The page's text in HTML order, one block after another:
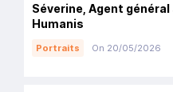
Séverine, Agent
Humanis
Portraits On 20/05/2026